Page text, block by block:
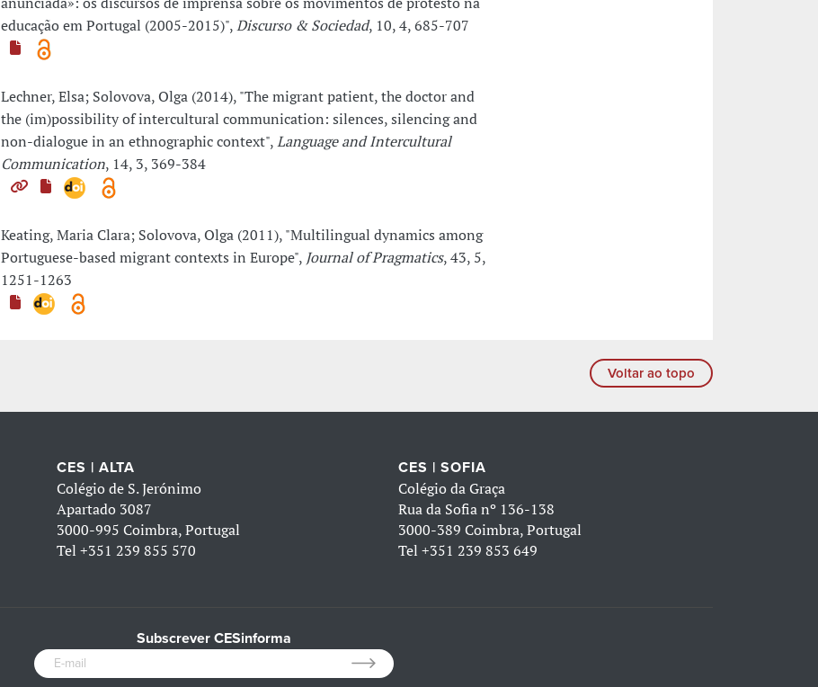
educação em Portugal (2005-2015)",Discurso & Sociedad, 10, 4, 685-707
Lechner, Elsa; Solovova, Olga (2014), "The migrant patient, the doctor and
the (im)possibility of intercultural communication: silences, silencing and
non-dialogue in an ethnographic context",Language and Intercultural
Communication, 14, 3, 369-384
Keating, Maria Clara; Solovova, Olga (2011), "Multilingual dynamics among
Portuguese-based migrant contexts in Europe", Journal of Pragmatics, 43, 5,
1251-1263
Voltar ao topo
CES | ALTA
Colégio de S. Jerónimo
Apartado 3087
3000-995 Coimbra, Portugal
Tel+351 239 855 570
CES | SOFIA
Colégio da Graça
Rua da Sofia nº 136-138
3000-389 Coimbra, Portugal
Tel +351 239 853 649
Subscrever CESinforma